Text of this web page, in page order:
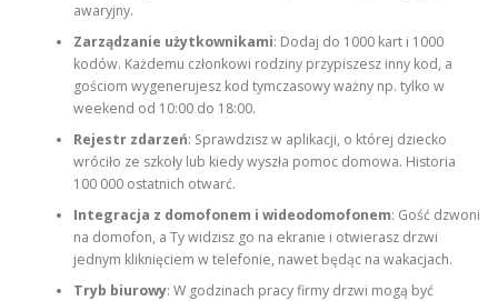
awaryjny.
Zarządzanie użytkownikami: Dodaj do 1000 kart i 1000
kodów. Każdemu członkowi rodziny przypiszesz inny kod, a
gościom wygenerujesz kod tymczasowy ważny np. tylko w
weekend od 10:00 do 18:00.
Rejestr zdarzeń: Sprawdzisz w aplikacji, o której dziecko
wróciło ze szkoły lub kiedy wyszła pomoc domowa. Historia
100 000 ostatnich otwarć.
Integracja z domofonem i wideodomofonem: Gość dzwoni
na domofon, a Ty widzisz go na ekranie i otwierasz drzwi
jednym kliknięciem w telefonie, nawet będąc na wakacjach.
Tryb biurowy: W godzinach pracy firmy drzwi mogą być